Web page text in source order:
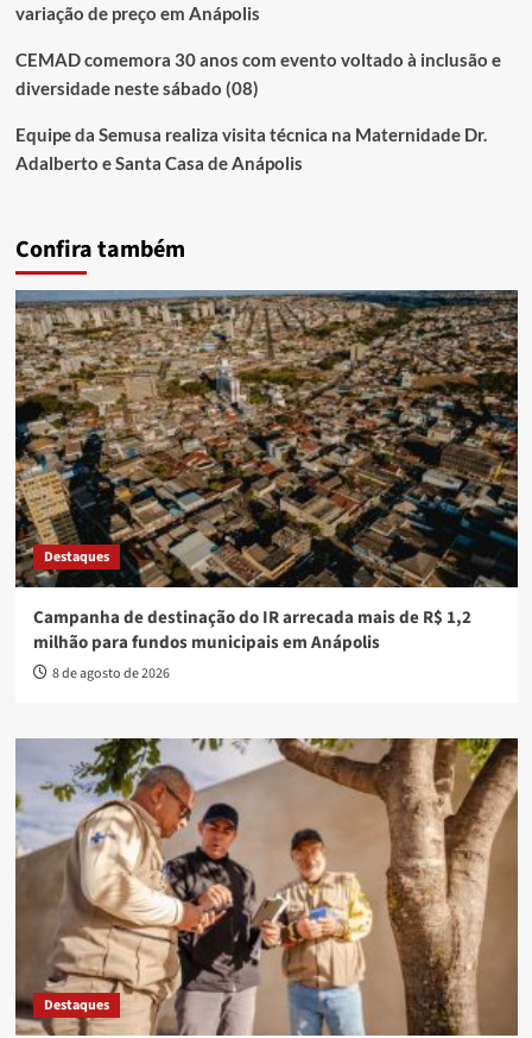
variação de preço em Anápolis
CEMAD comemora 30 anos com evento voltado à inclusão e
diversidade neste sábado (08)
Equipe da Semusa realiza visita técnica na Maternidade Dr.
Adalberto e Santa Casa de Anápolis
Confira também
Destaques
Campanha de destinação do IR arrecada mais de R$ 1,2
milhão para fundos municipais em Anápolis
8 de agosto de 2026
Destaques